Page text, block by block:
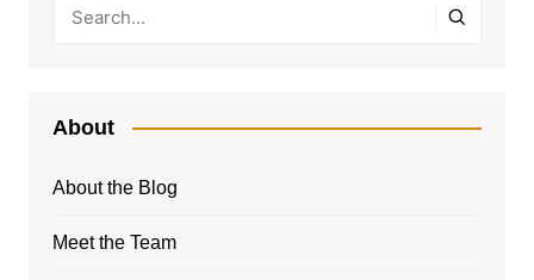
About
About the Blog
Meet the Team